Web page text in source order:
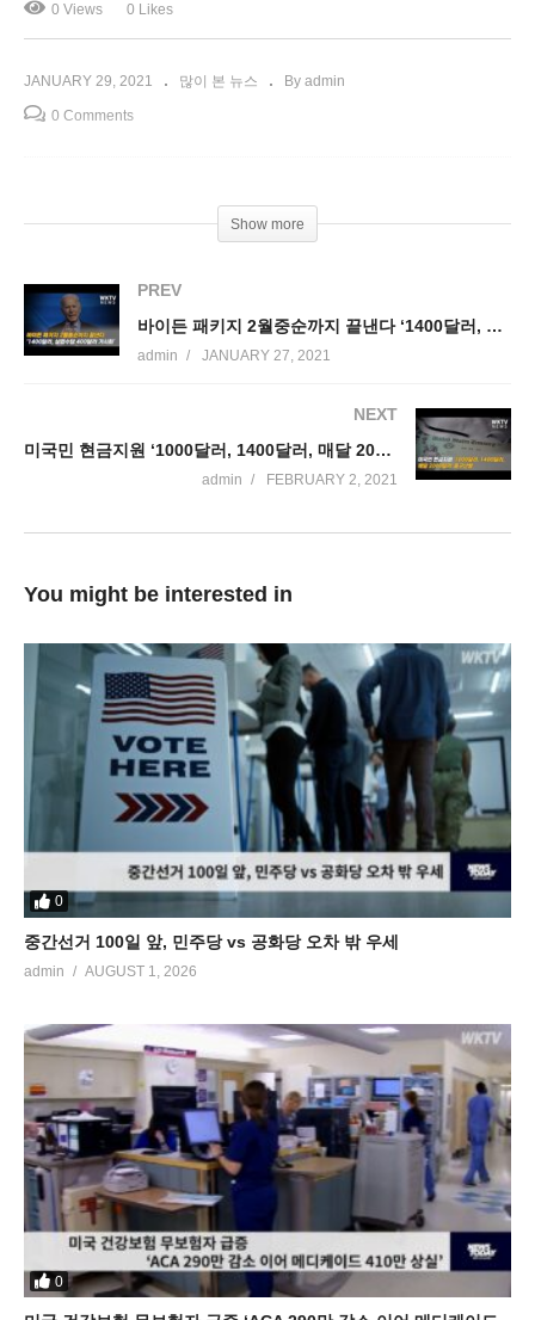
0 Views 0 Likes
JANUARY 29, 2021 많이 본 뉴스 By admin
0 Comments
Show more
PREV
바이든 패키지 2월중순까지 끝낸다 ‘1400달러, 실업수당 400달러 가시화’
admin JANUARY 27, 2021
NEXT
미국민 현금지원 ‘1000달러, 1400달러, 매달 2000달러’ 중구난방
admin FEBRUARY 2, 2021
You might be interested in
0
중간선거 100일 앞, 민주당 vs 공화당 오차 밖 우세
admin AUGUST 1, 2026
0